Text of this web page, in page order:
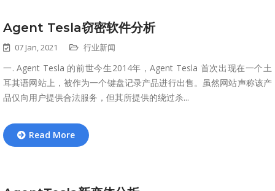
Agent Tesla窃密软件分析
07 Jan, 2021 行业新闻
一. Agent Tesla 的前世今生2014年，Agent Tesla 首次出现在一个土
耳其语网站上，被作为一个键盘记录产品进行出售。虽然网站声称该产
品仅向用户提供合法服务，但其所提供的绕过杀...
Read More